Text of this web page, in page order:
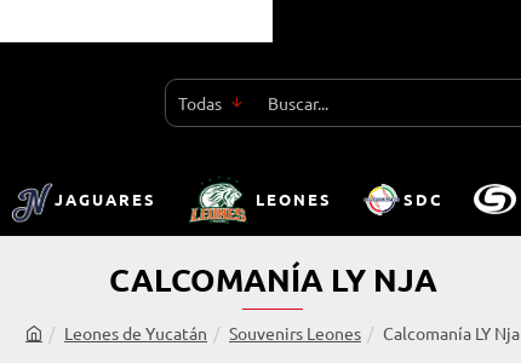
Todas
Buscar...
JAGUARES LEONES SDC
CALCOMANÍA LY NJA
Leones de Yucatán Souvenirs Leones Calcomanía LY Nja